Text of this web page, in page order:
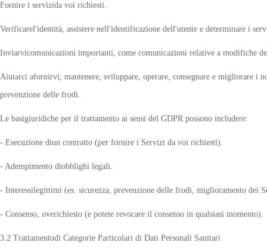
Fornire i servizida voi richiesti.
Verificarel'identità, assistere nell'identificazione dell'utente e determinare i
Inviarvicomunicazioni importanti, come comunicazioni relative a modifiche
Aiutarci afornirvi, mantenere, sviluppare, operare, consegnare e migliorare i
prevenzione delle frodi.
Le basigiuridiche per il trattamento ai sensi del GDPR possono includere:
- Esecuzione diun contratto (per fornire i Servizi da voi richiesti).
- Adempimento diobblighi legali.
- Interessilegittimi (es. sicurezza, prevenzione delle frodi, miglioramento dei
- Consenso, overichiesto (e potete revocare il consenso in qualsiasi momento).
3.2 Trattamentodi Categorie Particolari di Dati Personali Sanitari